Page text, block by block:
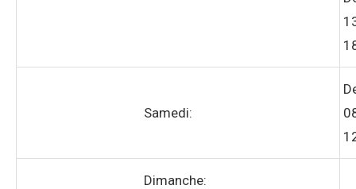
Samedi:
Dimanche: